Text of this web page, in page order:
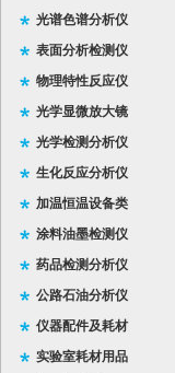
光谱色谱分析仪
表面分析检测仪
物理特性反应仪
光学显微放大镜
光学检测分析仪
生化反应分析仪
加温恒温设备类
涂料油墨检测仪
药品检测分析仪
公路石油分析仪
仪器配件及耗材
实验室耗材用品